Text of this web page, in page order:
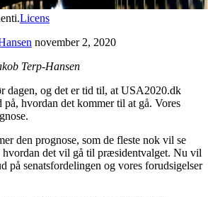
Licens
november 2, 2020
Terp-Hansen
dagen, og det er tid til, at USA2020.dk
på, hvordan det kommer til at gå. Vores
den prognose, som de fleste nok vil se
hvordan det vil gå til præsidentvalget. Nu vil
på senatsfordelingen og vores forudsigelser